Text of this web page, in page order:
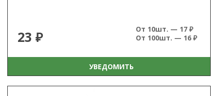
23 ₽
От 10шт. — 17 ₽
От 100шт. — 16 ₽
УВЕДОМИТЬ